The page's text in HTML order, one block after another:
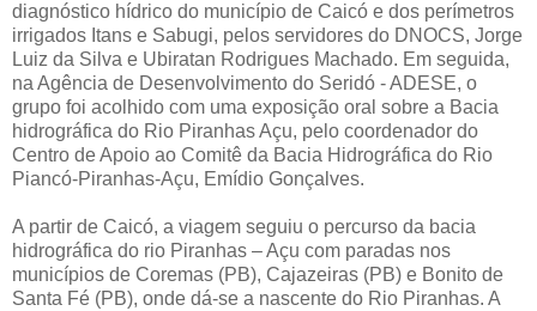
diagnóstico hídrico do município de Caicó e dos perímetros
irrigados Itans e Sabugi, pelos servidores do DNOCS, Jorge
Luiz da Silva e Ubiratan Rodrigues Machado. Em seguida,
na Agência de Desenvolvimento do Seridó - ADESE, o
grupo foi acolhido com uma exposição oral sobre a Bacia
hidrográfica do Rio Piranhas Açu, pelo coordenador do
Centro de Apoio ao Comitê da Bacia Hidrográfica do Rio
Piancó-Piranhas-Açu, Emídio Gonçalves.
A partir de Caicó, a viagem seguiu o percurso da bacia
hidrográfica do rio Piranhas – Açu com paradas nos
municípios de Coremas (PB), Cajazeiras (PB) e Bonito de
Santa Fé (PB), onde dá-se a nascente do Rio Piranhas. A